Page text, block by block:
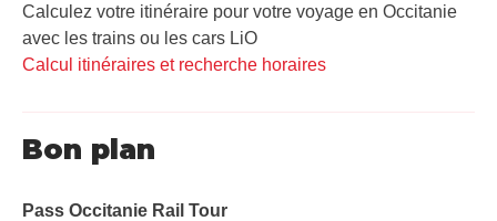
Calculez votre itinéraire pour votre voyage en Occitanie
avec les trains ou les cars LiO
Calcul itinéraires et recherche horaires
Bon plan
Pass Occitanie Rail Tour​